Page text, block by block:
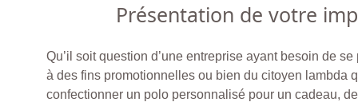
Présentation de votre
Qu’il soit question d’une entreprise ayant besoin de
à des fins promotionnelles ou bien du citoyen lambda
confectionner un polo personnalisé pour un cadeau,